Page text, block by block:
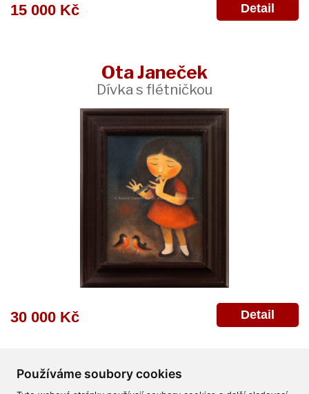
Používáme soubory cookies
15 000 Kč Detail
Ota Janeček
Dívka s flétničkou
30 000 Kč Detail